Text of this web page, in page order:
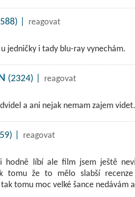
|
reagovat
jedničky i tady blu-ray vynechám.
(2324) |
reagovat
a ani nejak nemam zajem videt.
|
reagovat
hodně líbí ale film jsem ještě
tomu že to mělo slabší
tomu moc velké šance nedávám